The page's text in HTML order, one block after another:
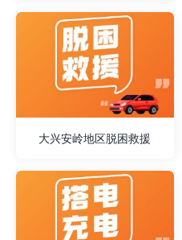
大兴安岭地区脱困救援